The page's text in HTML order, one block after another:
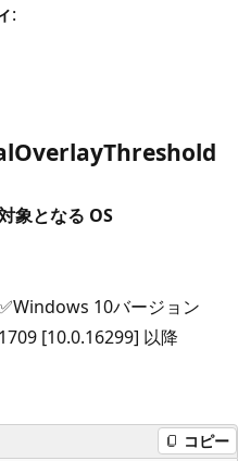
:
象となる OS
10バージョン
1709 [10.0.16299] 以降
コピー